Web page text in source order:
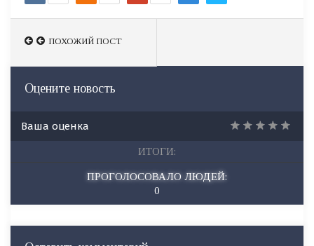
ПОХОЖИЙ ПОСТ
ПОХОЖИЙ ПОСТ
Оцените новость
Ваша оценка
ИТОГИ:
ПРОГОЛОСОВАЛО ЛЮДЕЙ:
0